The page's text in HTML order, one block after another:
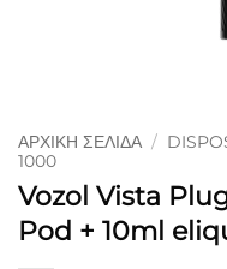
ΑΡΧΙΚΉ ΣΕΛΊΔΑ /
1000
Vozol Vista
Pod + 10ml